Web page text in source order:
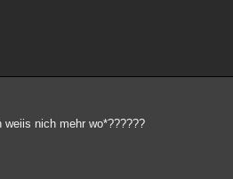
nich mehr wo*??????